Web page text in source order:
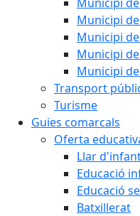
Municipi
Municipi
Municipi
Municipi
Transport
Turisme
Guies comarcals
Oferta
Llar
Educació
Educació
Batxillerat